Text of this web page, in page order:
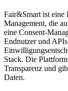
Fair&Smart ist eine
Management, die
eine Consent-
Endnutzer und
Stack. Die
Transparenz und
Daten.